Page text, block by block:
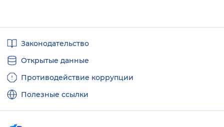
ссылкиЗаконодательство
Открытые данные
Противодействие коррупции
Полезные ссылки